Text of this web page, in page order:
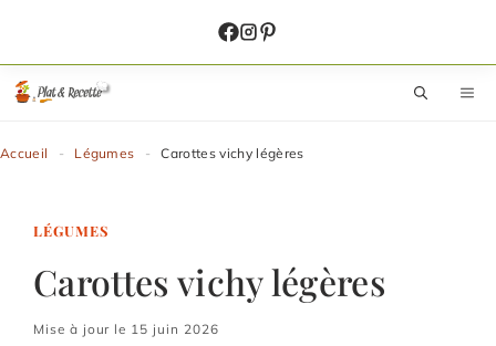
contenu
Accueil - Légumes - Carottes vichy légères
LÉGUMES
Carottes vichy légères
Mise à jour le 15 juin 2026